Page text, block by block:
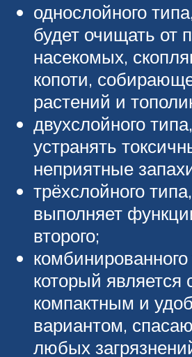
однослойного
будет очищать от
насекомых,
копоти,
растений и
двухслойного
устранять
неприятные
трёхслойного
выполняет
второго;
комбинированного
который
компактным и
вариантом,
любых